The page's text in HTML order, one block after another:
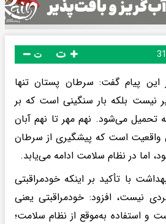
ت
این پیام گفت: سرطان پستان تنها
نیست بلکه بار سنگینی است که بر
تحمیل می‌شود. نهم مهر تا نهم آبان
واقعیت است که پیشگیری از سرطان
اما در نظام سلامت ادامه می‌یابد.
با تأکید بر اینکه خودمراقبتی
نیست، افزود: خودمراقبتی یعنی
و استفاده به‌موقع از نظام سلامت؛